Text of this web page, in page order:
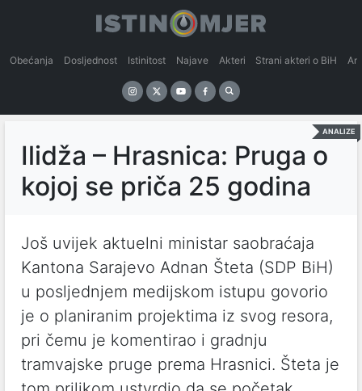
Obećanja Dosljednost Istinitost Najave Akteri Strani akteri o BiH
ANALIZE
Ilidža – Hrasnica: Pruga o
kojoj se priča 25 godina
Još uvijek aktuelni ministar saobraćaja
Kantona Sarajevo Adnan Šteta (SDP BiH)
u posljednjem medijskom istupu govorio
je o planiranim projektima iz svog resora,
pri čemu je komentirao i gradnju
tramvajske pruge prema Hrasnici. Šteta je